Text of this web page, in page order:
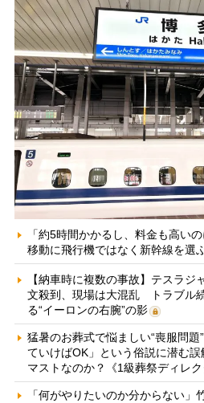
「約5時間かかるし、料金も高い
移動に飛行機ではなく新幹線を選
【納車時に複数の事故】テスラジ
文殺到、現場は大混乱 トラブル
る“イーロンの右腕”の影
猛暑のお葬式で悩ましい“喪服問
ていけばOK」という俗説に潜む
マストなのか？《1級葬祭ディレク
「何がやりたいのか分からない